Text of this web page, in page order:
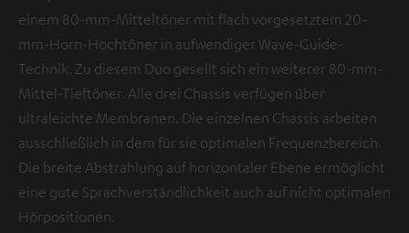
einem 80-mm-Mitteltöner mit flach vorgesetztem 20-
mm-Horn-Hochtöner in aufwendiger Wave-Guide-
Technik. Zu diesem Duo gesellt sich ein weiterer 80-mm-
Mittel-Tieftöner. Alle drei Chassis verfügen über
ultraleichte Membranen. Die einzelnen Chassis arbeiten
ausschließlich in dem für sie optimalen Frequenzbereich.
Die breite Abstrahlung auf horizontaler Ebene ermöglicht
eine gute Sprachverständlichkeit auch auf nicht optimalen
Hörpositionen.